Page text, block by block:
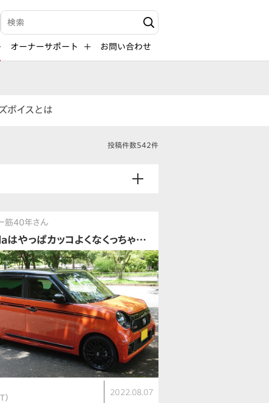
検索キーワード入力
オーナーサポート お問い合わせ
ボイスとは
投稿件数542件
筋40年さん
はやっぱカッコよくなくっちゃ…
）
2022.08.07